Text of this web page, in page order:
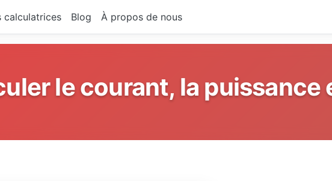
calculatrices Blog À propos de nous
le courant, la puissance